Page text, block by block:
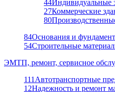
44Индивидуальные
27Коммерческие
80
84Основания и
54Строительные
ЭМТП, ремонт, сервисное
111 Автотранспортные
12Надежность и ремонт